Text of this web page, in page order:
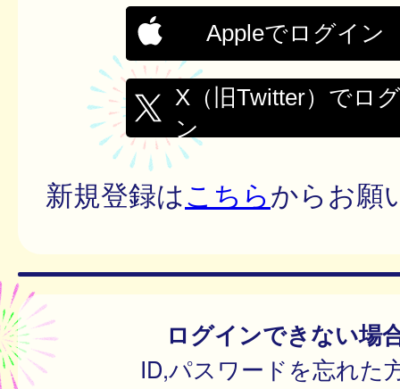
Appleでログイン
X（旧Twitter）でロ
ン
新規登録はこちらからお願
ログインできない場
ID,パスワードを忘れた